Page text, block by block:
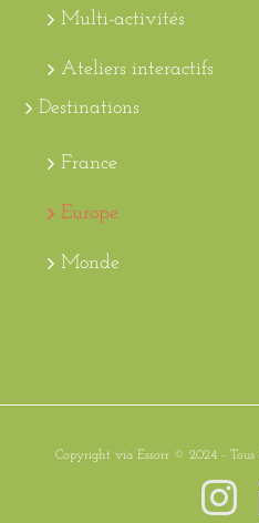
Multi-activités
Ateliers interactifs
Destinations
France
Europe
Monde
Copyright via Essorr © 2024 - Tous